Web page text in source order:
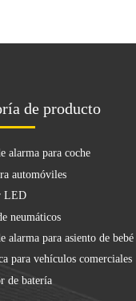
de producto
alarma para coche
automóviles
LED
neumáticos
alarma para asiento de bebé
para vehículos comerciales
de batería